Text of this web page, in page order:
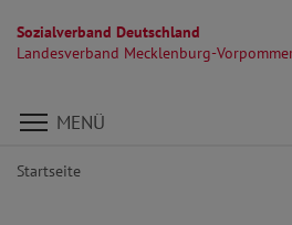
Sozialverband Deutschland
Landesverband Mecklenburg-
Direkt zu den Inhalten springen
MENÜ
Startseite